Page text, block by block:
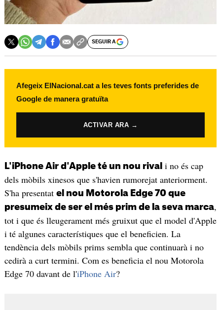
SEGUIR A
Afegeix ElNacional.cat a les teves fonts preferides de
Google de manera gratuïta
ACTIVAR ARA →
L'iPhone Air d'Apple té un nou rival i no és cap
dels mòbils xinesos que s'havien rumorejat anteriorment.
S'ha presentat el nou Motorola Edge 70 que
presumeix de ser el més prim de la seva marca,
tot i que és lleugerament més gruixut que el model d'Apple
i té algunes característiques que el beneficien. La
tendència dels mòbils prims sembla que continuarà i no
cedirà a curt termini. Com es beneficia el nou Motorola
Edge 70 davant de l'iPhone Air?